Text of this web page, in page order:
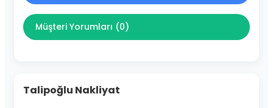
Müşteri Yorumları (0)
Talipoğlu Nakliyat